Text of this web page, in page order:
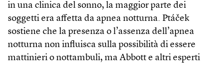
in una clinica del sonno, la maggior parte dei
soggetti era affetta da apnea notturna. Ptáček
sostiene che la presenza o l’assenza dell’apnea
notturna non influisca sulla possibilità di essere
mattinieri o nottambuli, ma Abbott e altri esperti